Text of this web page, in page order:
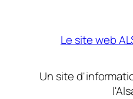
Le site web
Un site